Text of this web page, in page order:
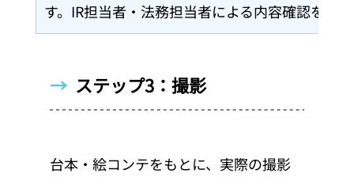
す。IR担当者・法務担当者による内容確認を必
→ ステップ3：撮影
台本・絵コンテをもとに、実際の撮影